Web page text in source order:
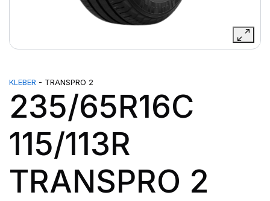
KLEBER - TRANSPRO 2
235/65R16C
115/113R
TRANSPRO 2